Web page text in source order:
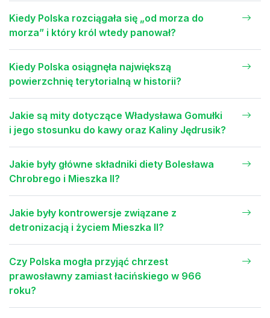
Kiedy Polska rozciągała się „od morza do
morza” i który król wtedy panował?
Kiedy Polska osiągnęła największą
powierzchnię terytorialną w historii?
Jakie są mity dotyczące Władysława Gomułki
i jego stosunku do kawy oraz Kaliny Jędrusik?
Jakie były główne składniki diety Bolesława
Chrobrego i Mieszka II?
Jakie były kontrowersje związane z
detronizacją i życiem Mieszka II?
Czy Polska mogła przyjąć chrzest
prawosławny zamiast łacińskiego w 966
roku?